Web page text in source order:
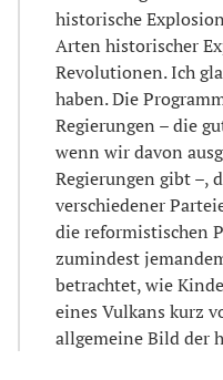
historische
Arten historischer
Revolutionen. Ich
haben. Die
Regierungen – die
wenn wir davon
Regierungen gibt –,
verschiedener
die reformistischen
zumindest
betrachtet, wie
eines Vulkans kurz
allgemeine Bild der